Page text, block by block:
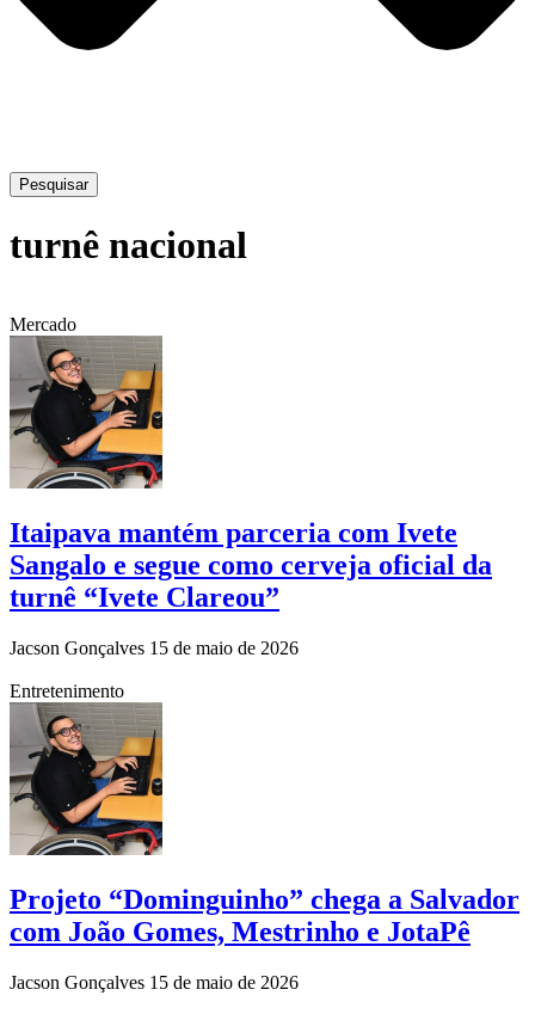
Pesquisar
turnê nacional
Mercado
Itaipava mantém parceria com Ivete
Sangalo e segue como cerveja oficial da
turnê “Ivete Clareou”
Jacson Gonçalves 15 de maio de 2026
Entretenimento
Projeto “Dominguinho” chega a Salvador
com João Gomes, Mestrinho e JotaPê
Jacson Gonçalves 15 de maio de 2026